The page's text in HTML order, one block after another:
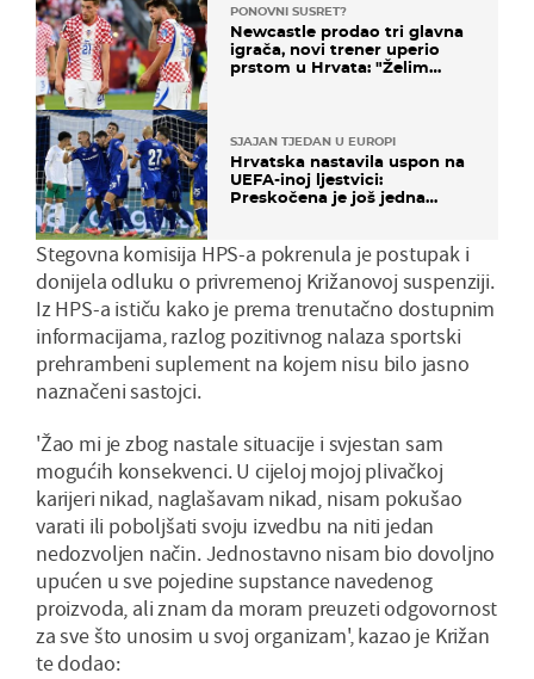
PONOVNI SUSRET?
Newcastle prodao tri glavna
igrača, novi trener uperio
prstom u Hrvata: "Želim
SJAJAN TJEDAN U EUROPI
Hrvatska nastavila uspon na
UEFA-inoj ljestvici:
Preskočena je još jedna
Stegovna komisija HPS-a pokrenula je postupak i
donijela odluku o privremenoj Križanovoj suspenziji.
Iz HPS-a ističu kako je prema trenutačno dostupnim
informacijama, razlog pozitivnog nalaza sportski
prehrambeni suplement na kojem nisu bilo jasno
naznačeni sastojci.
'Žao mi je zbog nastale situacije i svjestan sam
mogućih konsekvenci. U cijeloj mojoj plivačkoj
karijeri nikad, naglašavam nikad, nisam pokušao
varati ili poboljšati svoju izvedbu na niti jedan
nedozvoljen način. Jednostavno nisam bio dovoljno
upućen u sve pojedine supstance navedenog
proizvoda, ali znam da moram preuzeti odgovornost
za sve što unosim u svoj organizam', kazao je Križan
te dodao: